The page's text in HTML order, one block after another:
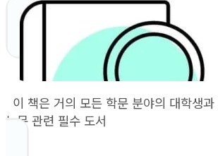
이 책은 거의 모든 학문 분야의 대학생
논문 관련 필수 도서